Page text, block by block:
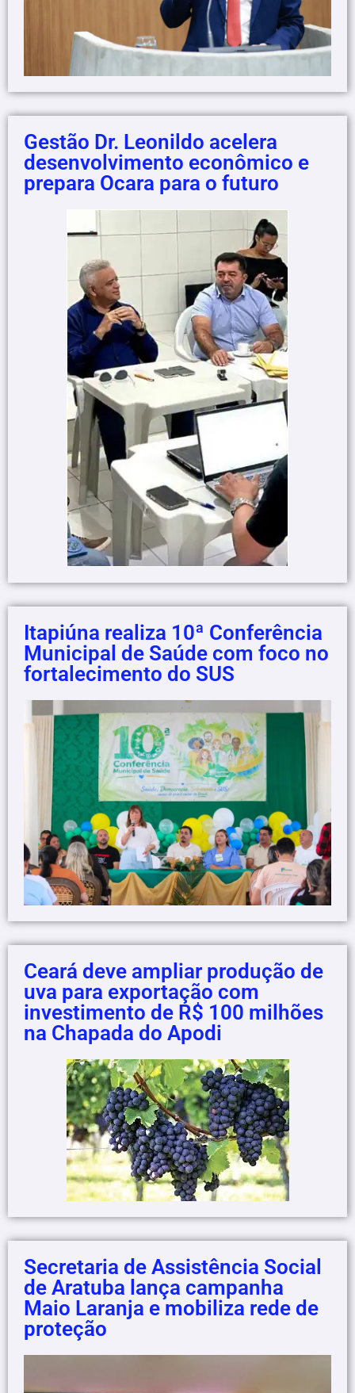
Gestão Dr. Leonildo acelera
desenvolvimento econômico e
prepara Ocara para o futuro
Itapiúna realiza 10ª Conferência
Municipal de Saúde com foco no
fortalecimento do SUS
Ceará deve ampliar produção de
uva para exportação com
investimento de R$ 100 milhões
na Chapada do Apodi
Secretaria de Assistência Social
de Aratuba lança campanha
Maio Laranja e mobiliza rede de
proteção